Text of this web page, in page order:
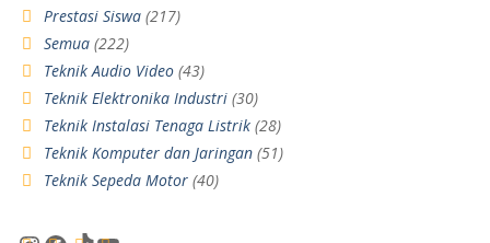
Prestasi Siswa (217)
Semua (222)
Teknik Audio Video (43)
Teknik Elektronika Industri (30)
Teknik Instalasi Tenaga Listrik (28)
Teknik Komputer dan Jaringan (51)
Teknik Sepeda Motor (40)